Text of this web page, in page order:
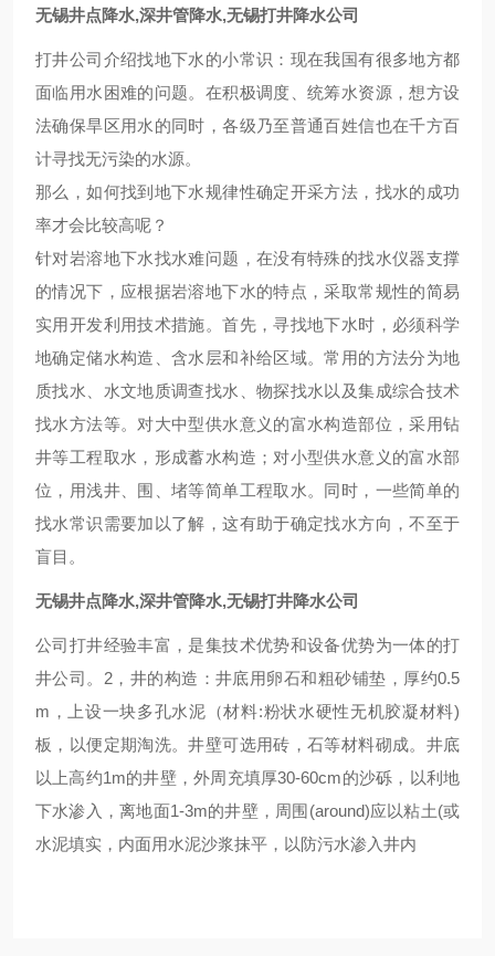
无锡井点降水,深井管降水,无锡打井降水公司
打井公司介绍找地下水的小常识：现在我国有很多地方都
面临用水困难的问题。在积极调度、统筹水资源，想方设
法确保旱区用水的同时，各级乃至普通百姓信也在千方百
计寻找无污染的水源。
那么，如何找到地下水规律性确定开采方法，找水的成功
率才会比较高呢？
针对岩溶地下水找水难问题，在没有特殊的找水仪器支撑
的情况下，应根据岩溶地下水的特点，采取常规性的简易
实用开发利用技术措施。首先，寻找地下水时，必须科学
地确定储水构造、含水层和补给区域。常用的方法分为地
质找水、水文地质调查找水、物探找水以及集成综合技术
找水方法等。对大中型供水意义的富水构造部位，采用钻
井等工程取水，形成蓄水构造；对小型供水意义的富水部
位，用浅井、围、堵等简单工程取水。同时，一些简单的
找水常识需要加以了解，这有助于确定找水方向，不至于
盲目。
无锡井点降水,深井管降水,无锡打井降水公司
公司打井经验丰富，是集技术优势和设备优势为一体的打
井公司。2，井的构造：井底用卵石和粗砂铺垫，厚约0.5
m，上设一块多孔水泥（材料:粉状水硬性无机胶凝材料)
板，以便定期淘洗。井壁可选用砖，石等材料砌成。井底
以上高约1m的井壁，外周充填厚30-60cm的沙砾，以利地
下水渗入，离地面1-3m的井壁，周围(around)应以粘土(或
水泥填实，内面用水泥沙浆抹平，以防污水渗入井内